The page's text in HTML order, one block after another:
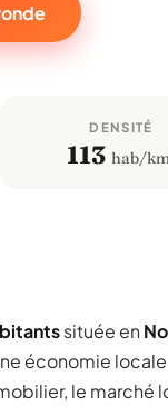
DENSITÉ
113 hab/
située en
économie locale
le marché